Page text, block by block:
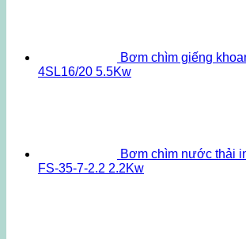
Bơm chìm giếng
4SL16/20 5.5Kw
Bơm chìm nước thải
FS-35-7-2.2 2.2Kw